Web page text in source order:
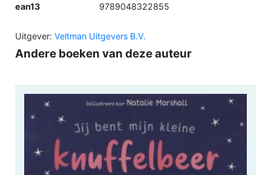
ean13 9789048322855
Uitgever: Veltman Uitgevers B.V.
Andere boeken van deze auteur